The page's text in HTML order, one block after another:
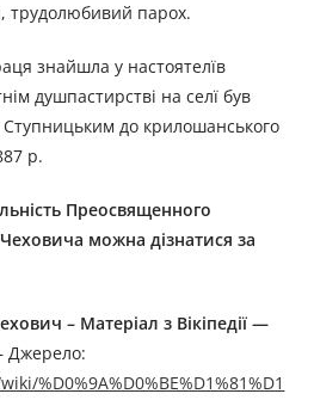
трудолюбивий парох.
знайшла у настоятелїв
душпастирстві на селї був
до крилошанського
р.
Преосвященного
Чеховича можна дізнатися за
– Матеріал з Вікіпедії —
Джерелo:
%D0%9A%D0%BE%D1%81%D1